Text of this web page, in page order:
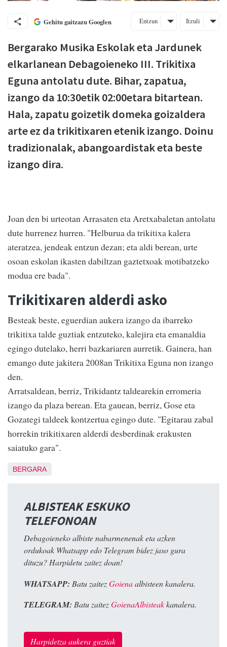
Gehitu gaitzazu Googlen Entzun Itzuli
Bergarako Musika Eskolak eta Jardunek
elkarlanean Debagoieneko III. Trikitixa
Eguna antolatu dute. Bihar, zapatua,
izango da 10:30etik 02:00etara bitartean.
Hala, zapatu goizetik domeka goizaldera
arte ez da trikitixaren etenik izango. Doinu
tradizionalak, abangoardistak eta beste
izango dira.
Joan den bi urteotan Arrasaten eta Aretxabaletan antolatu
dute hurrenez hurren. "Helburua da trikitixa kalera
ateratzea, jendeak entzun dezan; eta aldi berean, urte
osoan eskolan ikasten dabiltzan gaztetxoak motibatzeko
modua ere bada".
Trikitixaren alderdi asko
Besteak beste, eguerdian aukera izango da ibarreko
trikitixa talde guztiak entzuteko, kalejira eta emanaldia
egingo dutelako, herri bazkariaren aurretik. Gainera, han
emango dute jakitera 2008an Trikitixa Eguna non izango
den.
Arratsaldean, berriz, Trikidantz taldearekin erromeria
izango da plaza berean. Eta gauean, berriz, Gose eta
Gozategi taldeek kontzertua egingo dute. "Egitarau zabal
horrekin trikitixaren alderdi desberdinak erakusten
saiatuko gara".
BERGARA
ALBISTEAK ESKUKO
TELEFONOAN
Debagoieneko albiste nabarmenenak eta azken
ordukoak Whatsapp edo Telegram bidez jaso gura
dituzu? Harpidetu zaitez doan!
WHATSAPP: Batu zaitezGoienaalbisteen kanalera.
TELEGRAM: Batu zaitezGoienaAlbisteakkanalera.
Harpidetza aukera guztiak